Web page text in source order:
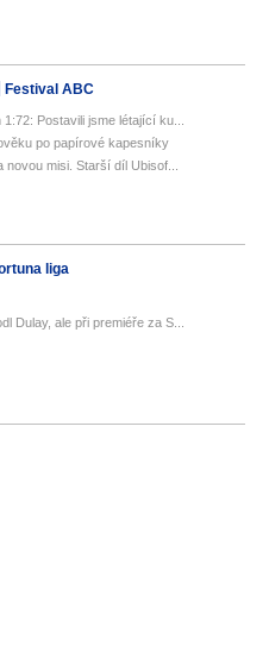
Festival ABC
Postavili jsme létající ku...
po papírové kapesníky
misi. Starší díl Ubisof...
liga
Dulay, ale při premiéře za S...